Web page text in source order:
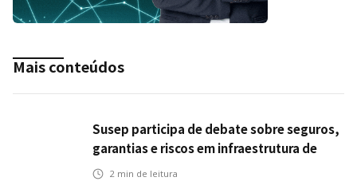
Mais conteúdos
Susep participa de debate sobre seguros,
garantias e riscos em infraestrutura de
transportes
2 min de leitura